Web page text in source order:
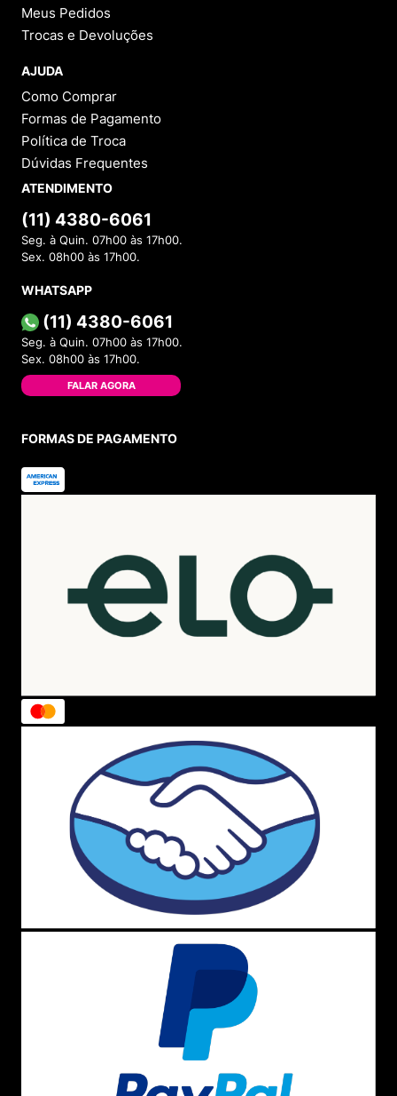
Meus Pedidos
Trocas e Devoluções
AJUDA
Como Comprar
Formas de Pagamento
Política de Troca
Dúvidas Frequentes
ATENDIMENTO
(11) 4380-6061
Seg. à Quin. 07h00 às 17h00.
Sex. 08h00 às 17h00.
WHATSAPP
(11) 4380-6061
Seg. à Quin. 07h00 às 17h00.
Sex. 08h00 às 17h00.
FALAR AGORA
FORMAS DE PAGAMENTO